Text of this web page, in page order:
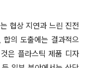
협상 지연과 느린 진전
의 도출에는 결과적으
은 플라스틱 제품 디자